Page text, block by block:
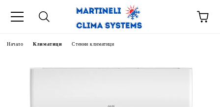
Начало Климатици Стенни климатици